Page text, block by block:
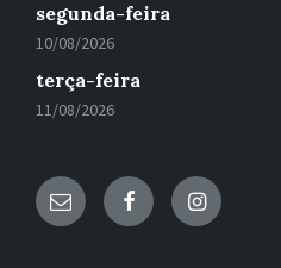
segunda-feira
10/08/2026
terça-feira
11/08/2026
E- FacebookInstagram